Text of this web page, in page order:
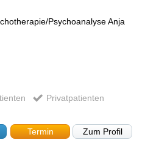
Psychoanalyse Anja
Privatpatienten
Termin Zum Profil